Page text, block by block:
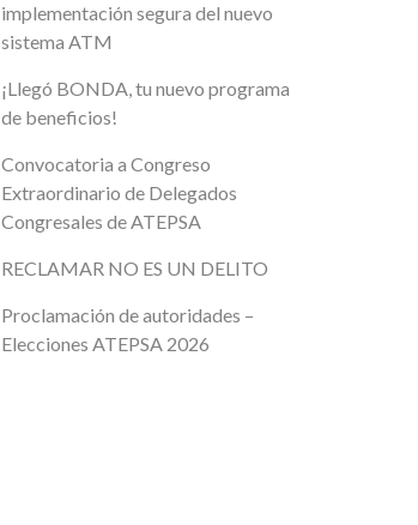
implementación segura del nuevo
sistema ATM
¡Llegó BONDA, tu nuevo programa
de beneficios!
Convocatoria a Congreso
Extraordinario de Delegados
Congresales de ATEPSA
RECLAMAR NO ES UN DELITO
Proclamación de autoridades –
Elecciones ATEPSA 2026